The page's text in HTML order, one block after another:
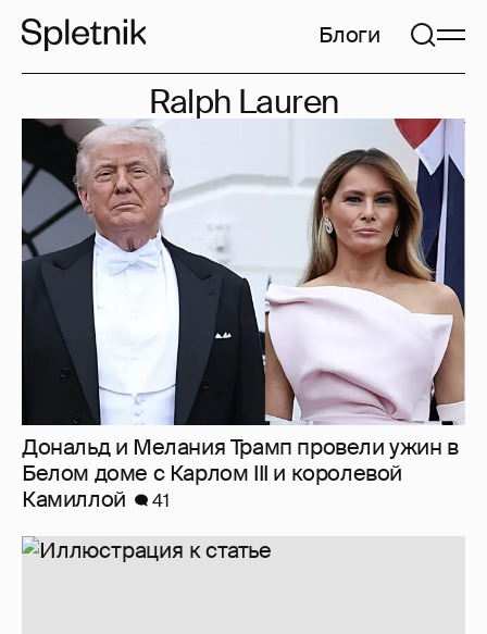
Блоги
Ralph Lauren
Дональд и Мелания Трамп провели ужин в
Белом доме с Карлом III и королевой
Камиллой
41